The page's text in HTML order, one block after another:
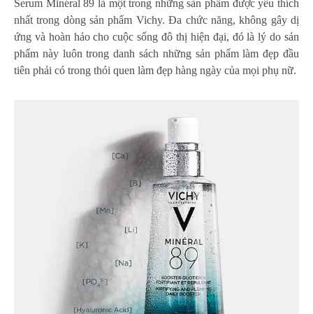
Serum Minéral 89 là một trong những sản phẩm được yêu thích
nhất trong dòng sản phẩm Vichy. Đa chức năng, không gây dị
ứng và hoàn hảo cho cuộc sống đô thị hiện đại, đó là lý do sản
phẩm này luôn trong danh sách những sản phẩm làm đẹp đầu
tiên phải có trong thói quen làm đẹp hàng ngày của mọi phụ nữ.